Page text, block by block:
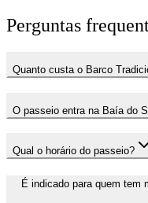
Perguntas
Quanto custa o Barco
O passeio entra na Baía do
Qual o horário do passeio?
É indicado para quem tem